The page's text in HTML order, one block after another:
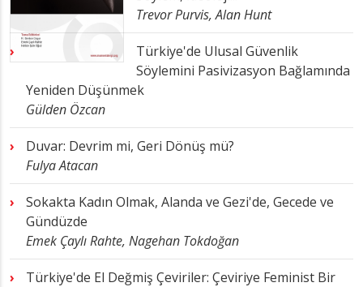
Trevor Purvis, Alan Hunt
Türkiye'de Ulusal Güvenlik
Söylemini Pasivizasyon Bağlamında
Yeniden Düşünmek
Gülden Özcan
Duvar: Devrim mi, Geri Dönüş mü?
Fulya Atacan
Sokakta Kadın Olmak, Alanda ve Gezi'de, Gecede ve
Gündüzde
Emek Çaylı Rahte, Nagehan Tokdoğan
Türkiye'de El Değmiş Çeviriler: Çeviriye Feminist Bir